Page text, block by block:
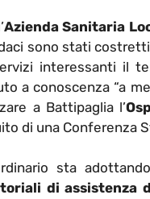
Azienda Sanitaria
sono stati
interessanti il
a conoscenza “a
a Battipaglia l’
di una Conferenza
sta
di assistenza